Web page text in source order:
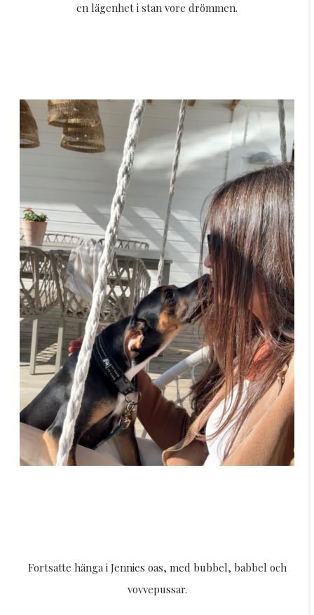
en lägenhet i stan vore drömmen.
Fortsatte hänga i Jennies oas, med bubbel, babbel och
vovvepussar.